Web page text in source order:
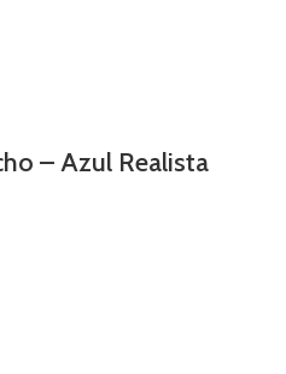
– Azul Realista